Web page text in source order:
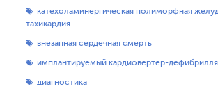
катехоламинергическая полиморфная
тахикардия
внезапная сердечная смерть
имплантируемый кардиовертер-
диагностика